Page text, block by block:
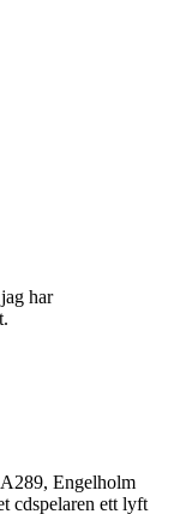
har
Engelholm
cdspelaren ett lyft